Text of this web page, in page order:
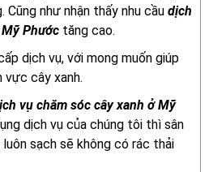
như nhận thấy nhu cầu dịch
Phước tăng cao.
dịch vụ, với mong muốn giúp
vực cây xanh.
vụ chăm sóc cây xanh ở Mỹ
dịch vụ của chúng tôi thì sân
sạch sẽ không có rác thải